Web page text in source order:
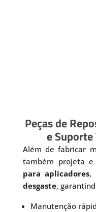
Peças de
e
Além de fabricar
também projeta e
para aplicadores,
desgaste,
Manutenção